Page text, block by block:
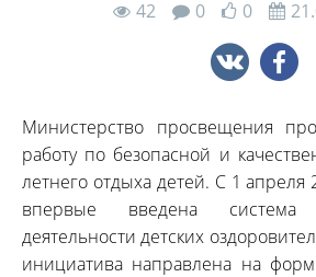
42 0 0
Министерство просвещения
работу по безопасной и
летнего отдыха детей. С 1 апреля
впервые введена система
деятельности детских
инициатива направлена на